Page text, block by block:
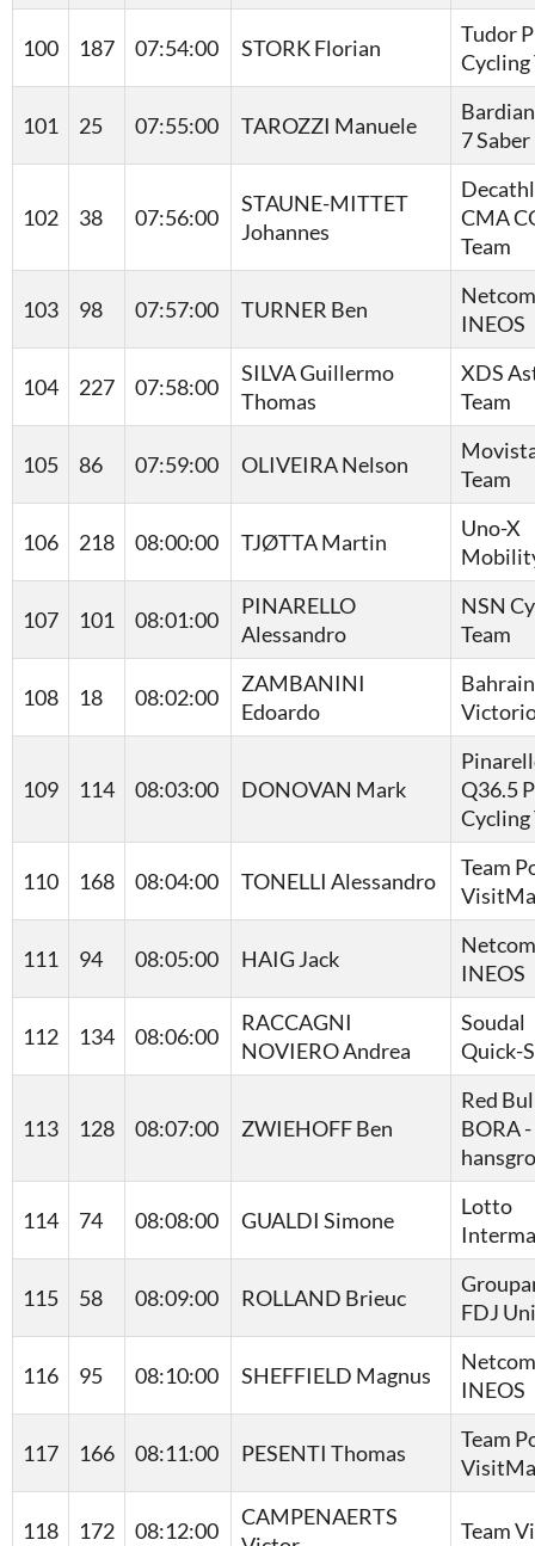
100 187 07:54:00 STORK Florian
Tudor
Cycling
101 25 07:55:00 TAROZZI Manuele
7 Saber
102 38 07:56:00
STAUNE-MITTET
Johannes
CMA
Team
103 98 07:57:00 TURNER Ben
INEOS
104 227 07:58:00
SILVA Guillermo
Thomas
XDS
Team
105 86 07:59:00 OLIVEIRA Nelson
Team
106 218 08:00:00 TJØTTA Martin
Uno-X
107 101 08:01:00
PINARELLO
Alessandro
NSN
Team
108 18 08:02:00
ZAMBANINI
Edoardo
109 114 08:03:00 DONOVAN Mark
Q36.5
Cycling
110 168 08:04:00 TONELLI Alessandro
Team
111 94 08:05:00 HAIG Jack
INEOS
112 134 08:06:00
RACCAGNI
NOVIERO Andrea
Soudal
Quick-
113 128 08:07:00 ZWIEHOFF Ben
Red
BORA -
114 74 08:08:00 GUALDI Simone
Lotto
115 58 08:09:00 ROLLAND Brieuc
FDJ
116 95 08:10:00 SHEFFIELD Magnus
INEOS
117 166 08:11:00 PESENTI Thomas
Team
118 172 08:12:00
CAMPENAERTS
Team